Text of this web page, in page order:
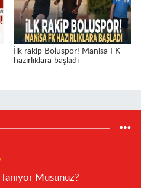
İlk rakip Boluspor! Manisa FK
hazırlıklara başladı
Musunuz?